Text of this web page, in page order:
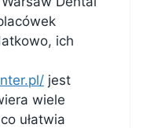
ich
jest
wiele
ułatwia